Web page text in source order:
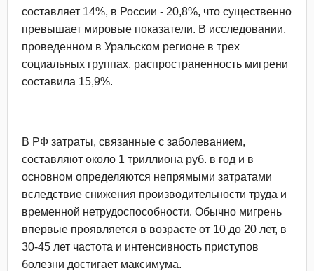
составляет 14%, в России - 20,8%, что существенно
превышает мировые показатели. В исследовании,
проведенном в Уральском регионе в трех
социальных группах, распространенность мигрени
составила 15,9%.
В РФ затраты, связанные с заболеванием,
составляют около 1 триллиона руб. в год и в
основном определяются непрямыми затратами
вследствие снижения производительности труда и
временной нетрудоспособности. Обычно мигрень
впервые проявляется в возрасте от 10 до 20 лет, в
30-45 лет частота и интенсивность приступов
болезни достигает максимума.